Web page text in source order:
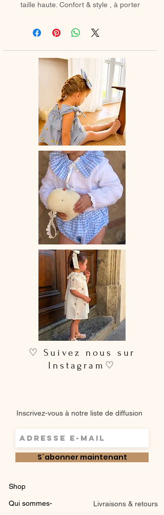
taille haute. Confort & style , à porter
♡ Petit Bloomer entièrement réalisé à
♡ Le délai de fabrication est de 7 à
28 jours ouvrés selon les commandes
♡ Lavage à la main ou en machine
30° max, couleurs similaires, cycle
délicat. Ne pas utilser de sèche-linge.
♡ Suivez nous sur
Instagram♡
Inscrivez-vous à notre liste de diffusion
S`abonner maintenant
Shop
Qui sommes- Livraisons & retours